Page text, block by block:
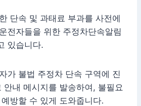
단속 및 과태료 부과를 사전에
전자들을 위한 주정차단속알림
있습니다.
가 불법 주정차 단속 구역에 진
안내 메시지를 발송하여, 불필요
방할 수 있게 도와줍니다.